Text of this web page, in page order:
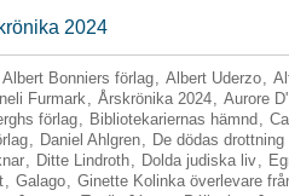
2024
Albert Bonniers förlag, Albert Uderzo,
Furmark, Årskrönika 2024, Aurore
förlag, Bibliotekariernas hämnd ,
, Daniel Ahlgren, De dödas drottning
, Ditte Lindroth, Dolda judiska liv,
, Galago, Ginette Kolinka överlevare